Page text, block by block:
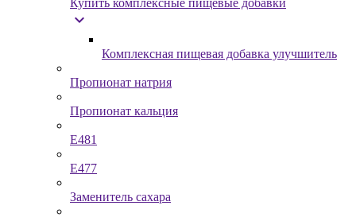
Купить комплексные пищевые добавки
expand_more
Комплексная пищевая добавка улучшитель
Пропионат натрия
Пропионат кальция
Е481
Е477
Заменитель сахара